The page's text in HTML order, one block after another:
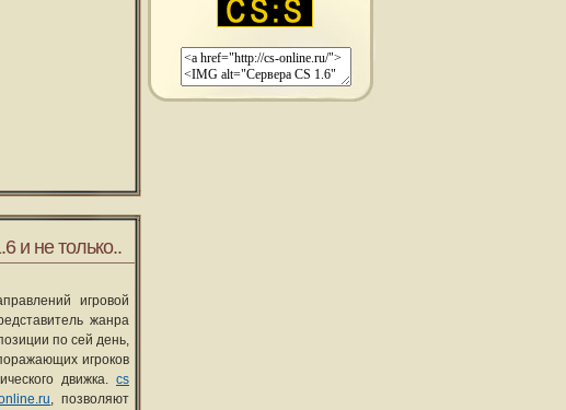
и не только..
игровой
жанра
по сей день,
игроков
движка. cs
, позволяют